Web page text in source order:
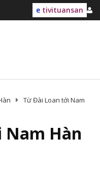
e tivituansan
Từ Đài Loan tới Nam
Hàn